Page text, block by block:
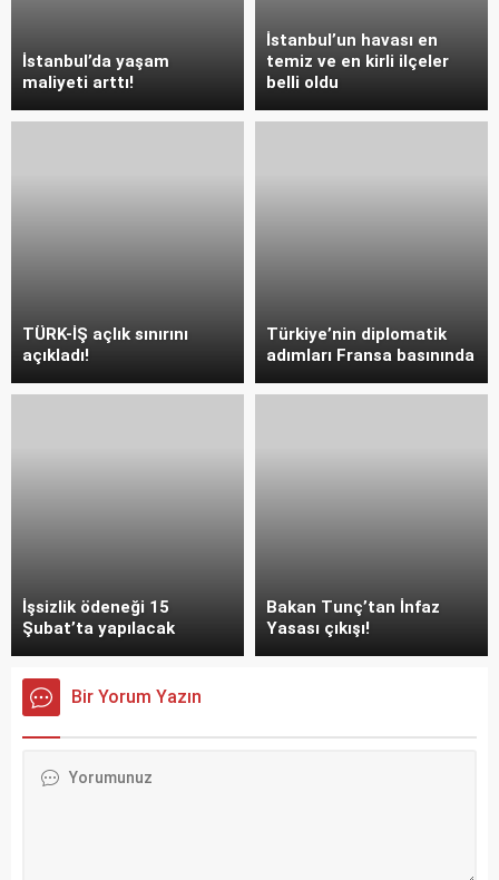
İstanbul’da yaşam
maliyeti arttı!
İstanbul’un havası en
temiz ve en kirli ilçeler
belli oldu
TÜRK-İŞ açlık sınırını
açıkladı!
Türkiye’nin diplomatik
adımları Fransa basınında
İşsizlik ödeneği 15
Şubat’ta yapılacak
Bakan Tunç’tan İnfaz
Yasası çıkışı!
Bir Yorum Yazın